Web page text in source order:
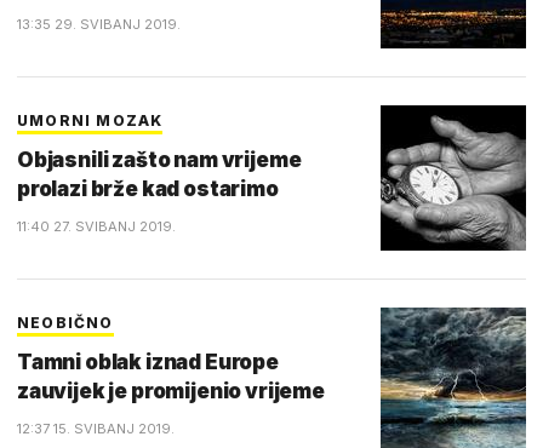
13:35 29. SVIBANJ 2019.
UMORNI MOZAK
Objasnili zašto nam vrijeme
prolazi brže kad ostarimo
11:40 27. SVIBANJ 2019.
NEOBIČNO
Tamni oblak iznad Europe
zauvijek je promijenio vrijeme
12:37 15. SVIBANJ 2019.